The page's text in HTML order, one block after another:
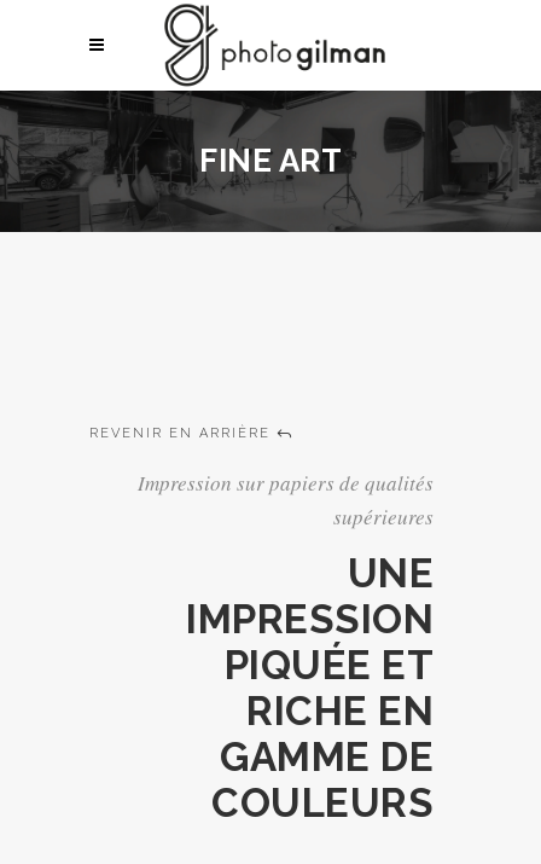
FINE ART
REVENIR EN ARRIÈRE
Impression sur papiers de qualités
supérieures
UNE
IMPRESSION
PIQUÉE ET
RICHE EN
GAMME DE
COULEURS